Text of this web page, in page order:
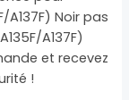
A137F) Noir pas
A137F)
et recevez
!